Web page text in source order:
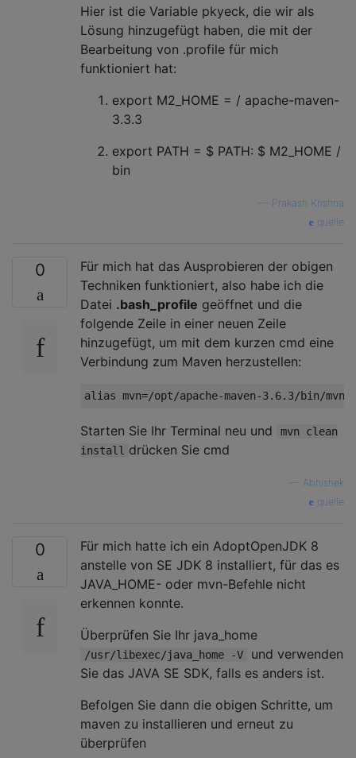
Hier ist die Variable pkyeck, die wir als
Lösung hinzugefügt haben, die mit der
Bearbeitung von .profile für mich
funktioniert hat:
export M2_HOME = / apache-maven-
3.3.3
export PATH = $ PATH: $ M2_HOME /
bin
Prakash Krishna
quelle
0
Für mich hat das Ausprobieren der obigen
Techniken funktioniert, also habe ich die
Datei .bash_profile geöffnet und die
folgende Zeile in einer neuen Zeile
hinzugefügt, um mit dem kurzen cmd eine
Verbindung zum Maven herzustellen:
Starten Sie Ihr Terminal neu und
mvn clean
install drücken Sie cmd
Abhishek
quelle
0
Für mich hatte ich ein AdoptOpenJDK 8
anstelle von SE JDK 8 installiert, für das es
JAVA_HOME- oder mvn-Befehle nicht
erkennen konnte.
Überprüfen Sie Ihr java_home
/usr/libexec/java_home -V
und verwenden
Sie das JAVA SE SDK, falls es anders ist.
Befolgen Sie dann die obigen Schritte, um
maven zu installieren und erneut zu
überprüfen